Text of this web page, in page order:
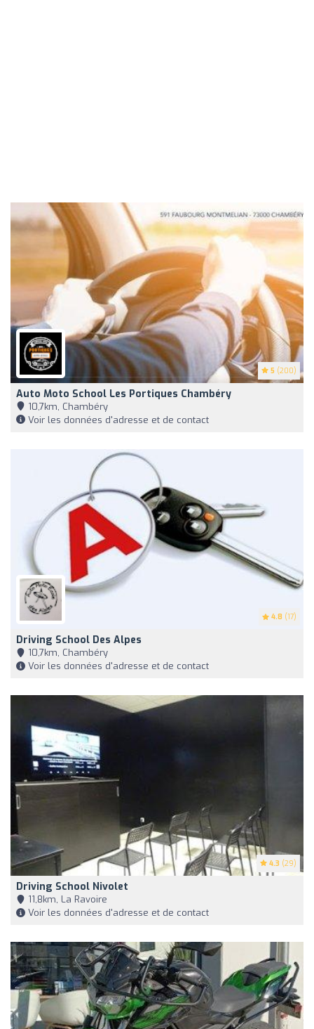
5 (200)
Auto Moto School Les Portiques Chambéry
10,7km, Chambéry
Voir les données d'adresse et de contact
4.8 (17)
Driving School Des Alpes
10,7km, Chambéry
Voir les données d'adresse et de contact
4.3 (29)
Driving School Nivolet
11,8km, La Ravoire
Voir les données d'adresse et de contact